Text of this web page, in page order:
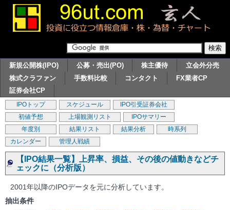
新規公開株(IPO) 公募・売出(PO) 株主優待
立会外分売
株式クラファン
手数料比較 コンタクト
FX業者CP
証券会社CP
IPOトップ スケジュール
IPO引受証券会社
初値予想
上場観測リスト
IPOサマリー
年度別
結果リスト 結果分析
時系列
カレンダー
管理人戦績
【IPO結果一覧】上昇率、損益、その後の値動きなどチ
ェックに（分析版）
2001年以降のIPOデータを元に分析しています。
抽出条件